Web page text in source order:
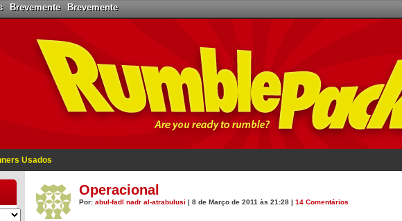
Brevemente Brevemente
Usados
Operacional
Por: abul-fadl nadr al-atrabulusi | 8 de Março de 2011 às 21:28 | 14 Comentários